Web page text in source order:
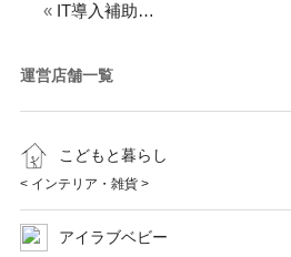
« IT導入補助金制度の支援事業者に認定されました。
運営店舗一覧
こどもと暮らし
< インテリア・雑貨 >
アイラブベビー